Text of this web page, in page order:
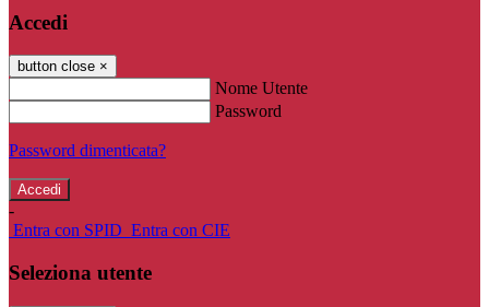
Accedi
button close ×
Nome Utente
Password
Password dimenticata?
-
Entra con SPID Entra con CIE
Seleziona utente